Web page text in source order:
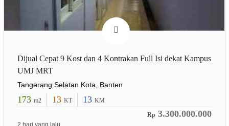
Dijual Cepat 9 Kost dan 4 Kontrakan Full Isi dekat Kampus
UMJ MRT
Tangerang Selatan Kota, Banten
173 m2 13 KT 13 KM
Rp 3.300.000.000
2 hari yang lalu